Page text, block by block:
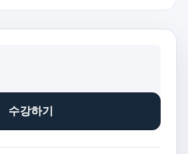
수강하기